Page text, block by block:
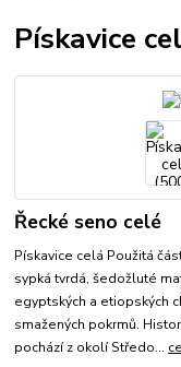
Pískavice
Řecké seno celé
Pískavice celá Použitá
sypká tvrdá, šedožluté
egyptských a etiopských
smažených pokrmů.
pochází z okolí Středo...